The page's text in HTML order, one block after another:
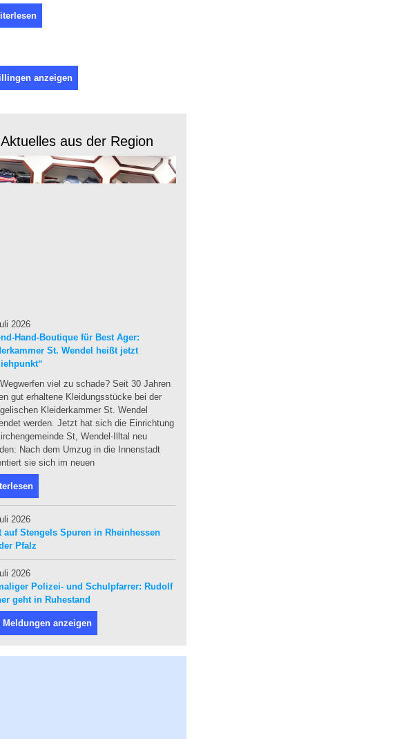
anzeigen
Aktuelles aus der Region
2026
Hand-Boutique für Best Ager:
St. Wendel heißt jetzt
viel zu schade? Seit 30 Jahren
gut erhaltene Kleidungsstücke bei der
Kleiderkammer St. Wendel
werden. Jetzt hat sich die Einrichtung
St, Wendel-Illtal neu
Nach dem Umzug in die Innenstadt
sie sich im neuen
2026
auf Stengels Spuren in Rheinhessen
Pfalz
2026
Polizei- und Schulpfarrer: Rudolf
geht in Ruhestand
Meldungen anzeigen